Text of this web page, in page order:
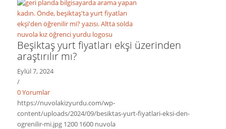
Beşiktaş yurt fiyatları ekşi üzerinden
araştırılır mı?
Eylül 7, 2024
/
0 Yorumlar
https://nuvolakizyurdu.com/wp-
content/uploads/2024/09/besiktas-yurt-fiyatlari-eksi-den-
ogrenilir-mi.jpg 1200 1600 nuvola